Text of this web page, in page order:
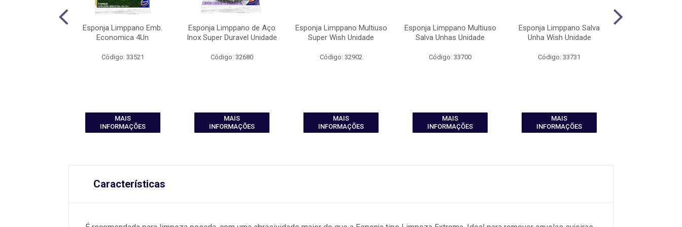
Esponja Limppano Emb.
Economica 4Un
Código: 33521
MAIS
INFORMAÇÕES
Esponja Limppano de Aço
Inox Super Duravel Unidade
Código: 32680
MAIS
INFORMAÇÕES
Esponja Limppano Multiuso
Super Wish Unidade
Código: 32902
MAIS
INFORMAÇÕES
Esponja Limppano Multiuso
Salva Unhas Unidade
Código: 33700
MAIS
INFORMAÇÕES
Esponja Limppano Salva
Unha Wish Unidade
Código: 33731
MAIS
INFORMAÇÕES
Características